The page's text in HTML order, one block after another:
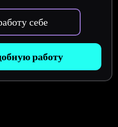
себе
работу